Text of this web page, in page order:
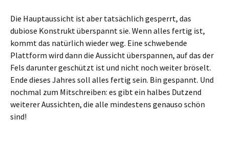
Die Hauptaussicht ist aber tatsächlich gesperrt, das
dubiose Konstrukt überspannt sie. Wenn alles fertig ist,
kommt das natürlich wieder weg. Eine schwebende
Plattform wird dann die Aussicht überspannen, auf das der
Fels darunter geschützt ist und nicht noch weiter bröselt.
Ende dieses Jahres soll alles fertig sein. Bin gespannt. Und
nochmal zum Mitschreiben: es gibt ein halbes Dutzend
weiterer Aussichten, die alle mindestens genauso schön
sind!